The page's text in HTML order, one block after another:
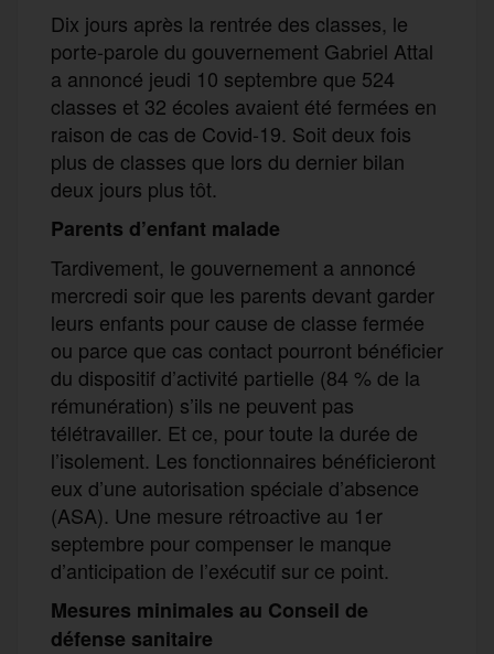
Dix jours après la rentrée des classes, le
porte-parole du gouvernement Gabriel Attal
a annoncé jeudi 10 septembre que 524
classes et 32 écoles avaient été fermées en
raison de cas de Covid-19. Soit deux fois
plus de classes que lors du dernier bilan
deux jours plus tôt.
Parents d’enfant malade
Tardivement, le gouvernement a annoncé
mercredi soir que les parents devant garder
leurs enfants pour cause de classe fermée
ou parce que cas contact pourront bénéficier
du dispositif d’activité partielle (84 % de la
rémunération) s’ils ne peuvent pas
télétravailler. Et ce, pour toute la durée de
l’isolement. Les fonctionnaires bénéficieront
eux d’une autorisation spéciale d’absence
(ASA). Une mesure rétroactive au 1er
septembre pour compenser le manque
d’anticipation de l’exécutif sur ce point.
Mesures minimales au Conseil de
défense sanitaire